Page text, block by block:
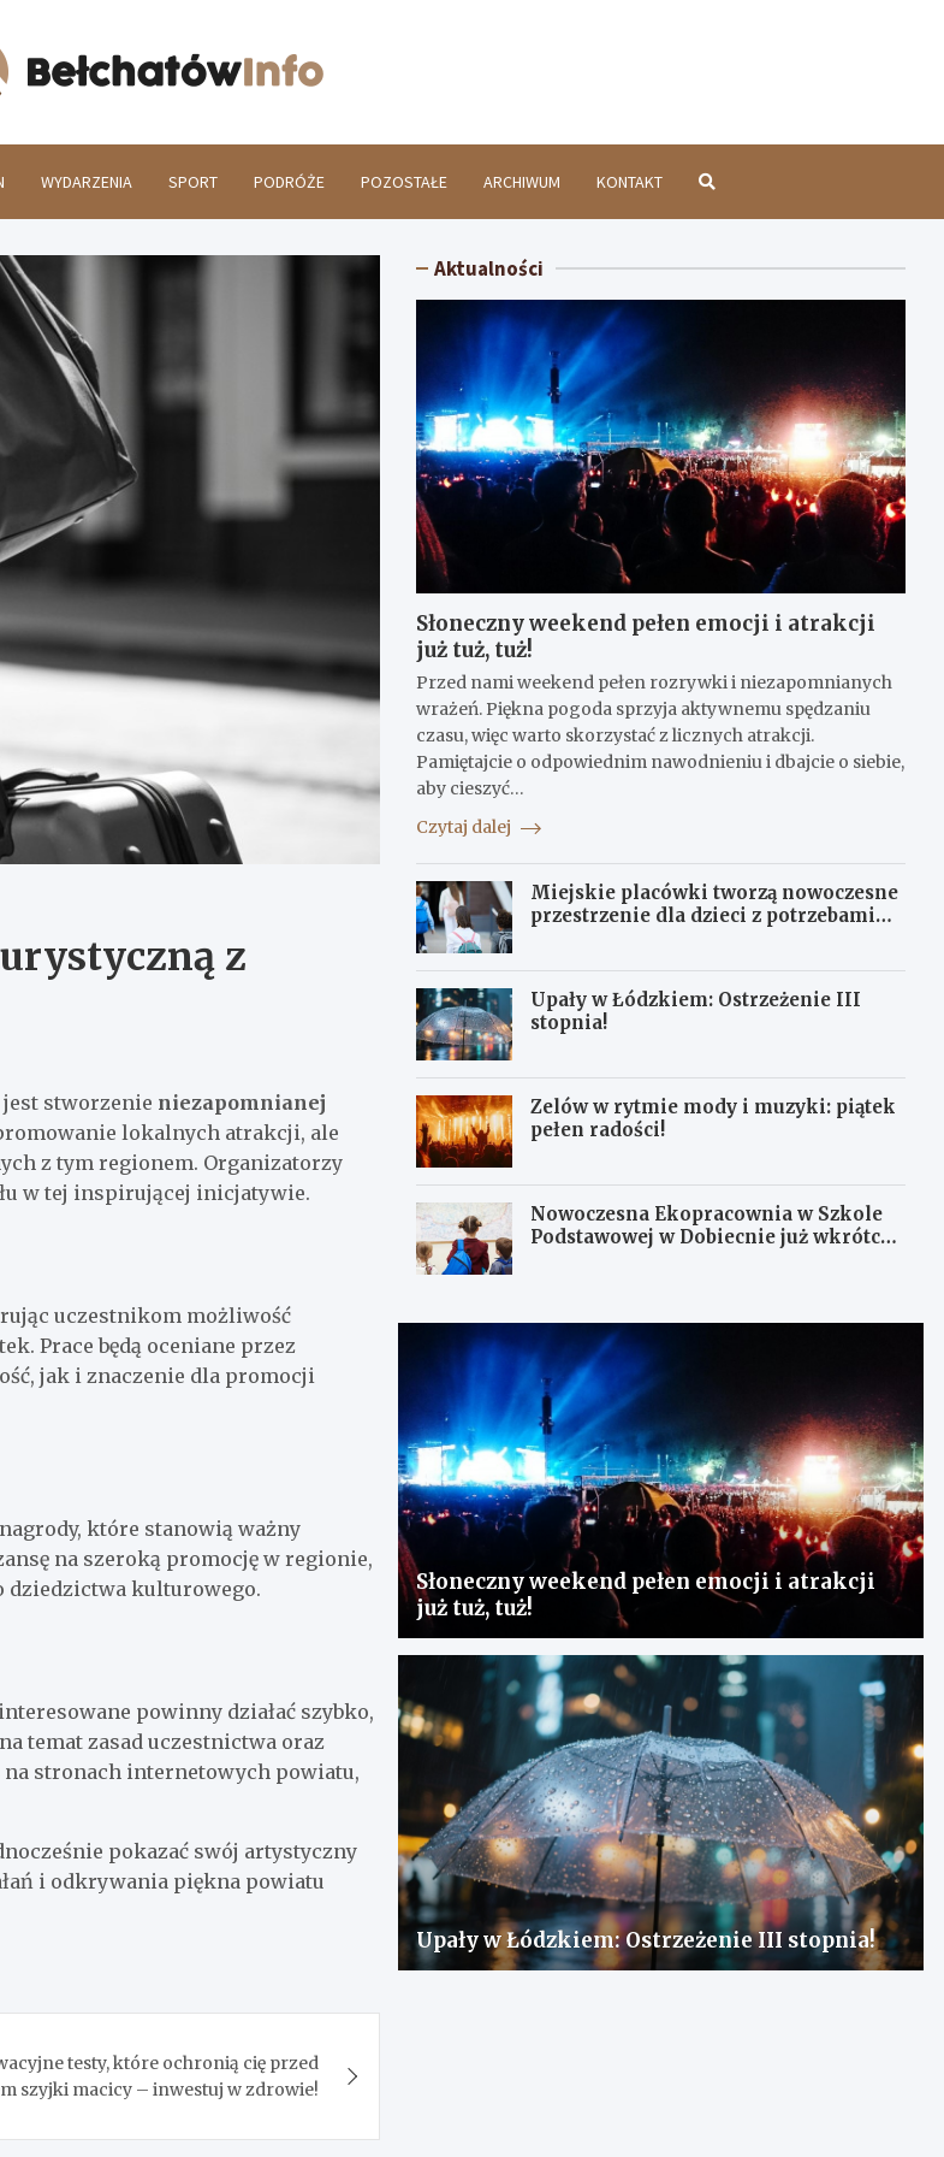
WYDARZENIA SPORT PODRÓŻE POZOSTAŁE ARCHIWUM KONTAKT
z
stworzenie niezapomnianej
lokalnych atrakcji, ale
z tym regionem. Organizatorzy
w tej inspirującej inicjatywie.
uczestnikom możliwość
Prace będą oceniane przez
jak i znaczenie dla promocji
które stanowią ważny
na szeroką promocję w regionie,
dziedzictwa kulturowego.
powinny działać szybko,
temat zasad uczestnictwa oraz
stronach internetowych powiatu,
pokazać swój artystyczny
i odkrywania piękna powiatu
testy, które ochronią cię przed
szyjki macicy – inwestuj w zdrowie!
Aktualności
Słoneczny weekend pełen emocji i atrakcji
już tuż, tuż!
Przed nami weekend pełen rozrywki i niezapomnianych
wrażeń. Piękna pogoda sprzyja aktywnemu spędzaniu
czasu, więc warto skorzystać z licznych atrakcji.
Pamiętajcie o odpowiednim nawodnieniu i dbajcie o siebie,
aby cieszyć…
Czytaj dalej
Miejskie placówki tworzą nowoczesne
przestrzenie dla dzieci z potrzebami
Upały w Łódzkiem: Ostrzeżenie III
stopnia!
Zelów w rytmie mody i muzyki: piątek
pełen radości!
Nowoczesna Ekopracownia w Szkole
Podstawowej w Dobiecnie już wkrótce
Słoneczny weekend pełen emocji i atrakcji
już tuż, tuż!
Upały w Łódzkiem: Ostrzeżenie III stopnia!